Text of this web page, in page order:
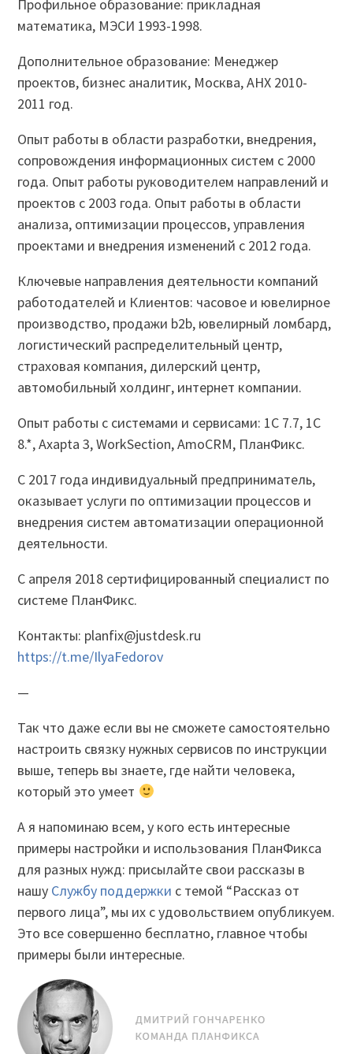
Профильное образование: прикладная
математика, МЭСИ 1993-1998.
Дополнительное образование: Менеджер
проектов, бизнес аналитик, Москва, АНХ 2010-
2011 год.
Опыт работы в области разработки, внедрения,
сопровождения информационных систем с 2000
года. Опыт работы руководителем направлений и
проектов с 2003 года. Опыт работы в области
анализа, оптимизации процессов, управления
проектами и внедрения изменений с 2012 года.
Ключевые направления деятельности компаний
работодателей и Клиентов: часовое и ювелирное
производство, продажи b2b, ювелирный ломбард,
логистический распределительный центр,
страховая компания, дилерский центр,
автомобильный холдинг, интернет компании.
Опыт работы с системами и сервисами: 1С 7.7, 1С
8.*, Axapta 3, WorkSection, AmoCRM, ПланФикс.
С 2017 года индивидуальный предприниматель,
оказывает услуги по оптимизации процессов и
внедрения систем автоматизации операционной
деятельности.
С апреля 2018 сертифицированный специалист по
системе ПланФикс.
Контакты: planfix@justdesk.ru
https://t.me/IlyaFedorov
—
Так что даже если вы не сможете самостоятельно
настроить связку нужных сервисов по инструкции
выше, теперь вы знаете, где найти человека,
который это умеет
А я напоминаю всем, у кого есть интересные
примеры настройки и использования ПланФикса
для разных нужд: присылайте свои рассказы в
нашу Службу поддержки с темой “Рассказ от
первого лица”, мы их с удовольствием опубликуем.
Это все совершенно бесплатно, главное чтобы
примеры были интересные.